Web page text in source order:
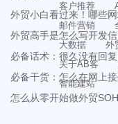
外贸小白看过来！哪些
外贸高手是怎么写开发
必备话术：很久没有回
必备干货：怎么在网上
怎么从零开始做外贸
客户推荐
邮件营销
大数据
外
关于AB客
智能建站